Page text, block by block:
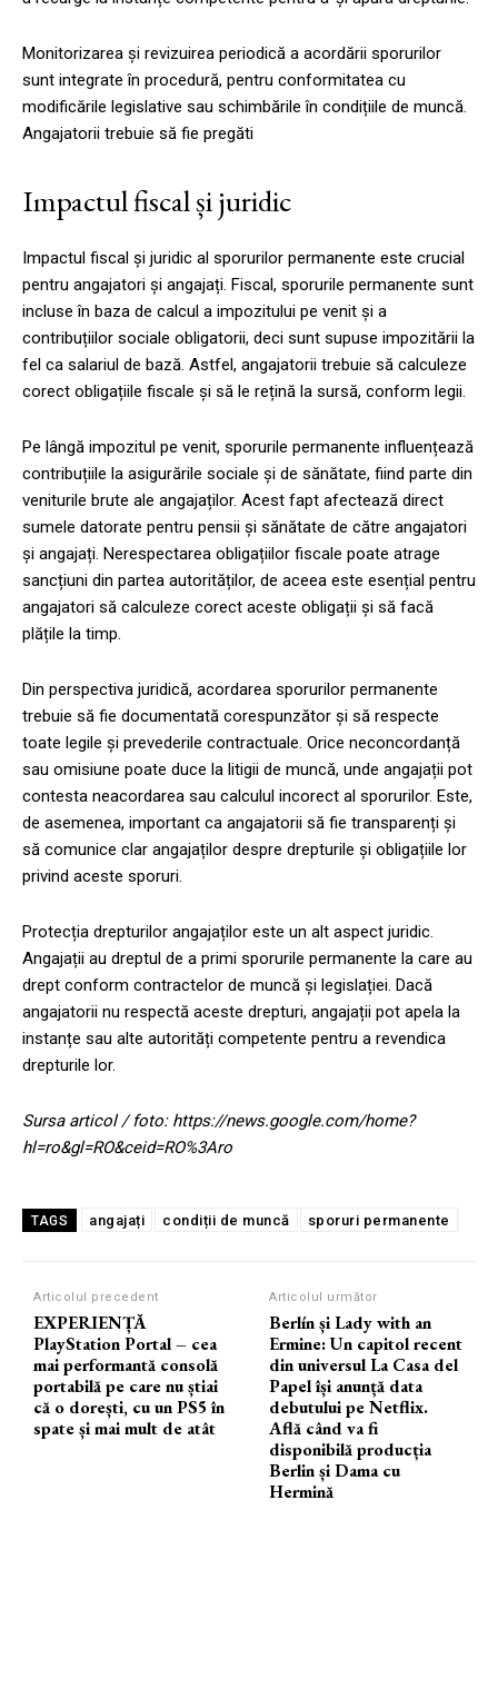
Monitorizarea și revizuirea periodică a acordării sporurilor
sunt integrate în procedură, pentru conformitatea cu
modificările legislative sau schimbările în condițiile de muncă.
Angajatorii trebuie să fie pregăti
Impactul fiscal și juridic
Impactul fiscal și juridic al sporurilor permanente este crucial
pentru angajatori și angajați. Fiscal, sporurile permanente sunt
incluse în baza de calcul a impozitului pe venit și a
contribuțiilor sociale obligatorii, deci sunt supuse impozitării la
fel ca salariul de bază. Astfel, angajatorii trebuie să calculeze
corect obligațiile fiscale și să le rețină la sursă, conform legii.
Pe lângă impozitul pe venit, sporurile permanente influențează
contribuțiile la asigurările sociale și de sănătate, fiind parte din
veniturile brute ale angajaților. Acest fapt afectează direct
sumele datorate pentru pensii și sănătate de către angajatori
și angajați. Nerespectarea obligațiilor fiscale poate atrage
sancțiuni din partea autorităților, de aceea este esențial pentru
angajatori să calculeze corect aceste obligații și să facă
plățile la timp.
Din perspectiva juridică, acordarea sporurilor permanente
trebuie să fie documentată corespunzător și să respecte
toate legile și prevederile contractuale. Orice neconcordanță
sau omisiune poate duce la litigii de muncă, unde angajații pot
contesta neacordarea sau calculul incorect al sporurilor. Este,
de asemenea, important ca angajatorii să fie transparenți și
să comunice clar angajaților despre drepturile și obligațiile lor
privind aceste sporuri.
Protecția drepturilor angajaților este un alt aspect juridic.
Angajații au dreptul de a primi sporurile permanente la care au
drept conform contractelor de muncă și legislației. Dacă
angajatorii nu respectă aceste drepturi, angajații pot apela la
instanțe sau alte autorități competente pentru a revendica
drepturile lor.
Sursa articol / foto: https://news.google.com/home?
hl=ro&gl=RO&ceid=RO%3Aro
TAGS angajați condiții de muncă sporuri permanente
Articolul precedent
EXPERIENȚĂ
PlayStation Portal – cea
mai performantă consolă
portabilă pe care nu știai
că o dorești, cu un PS5 în
spate și mai mult de atât
Articolul următor
Berlín și Lady with an
Ermine: Un capitol recent
din universul La Casa del
Papel își anunță data
debutului pe Netflix.
Află când va fi
disponibilă producția
Berlin și Dama cu
Hermină